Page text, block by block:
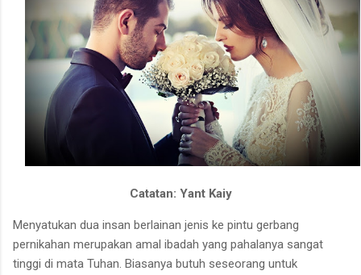
Catatan: Yant Kaiy
Menyatukan dua insan berlainan jenis ke pintu gerbang
pernikahan merupakan amal ibadah yang pahalanya sangat
tinggi di mata Tuhan. Biasanya butuh seseorang untuk